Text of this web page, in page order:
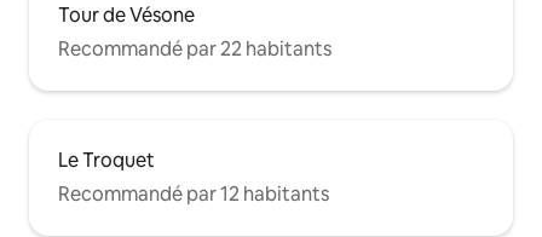
Tour de Vésone
Recommandé par 22 habitants
Le Troquet
Recommandé par 12 habitants